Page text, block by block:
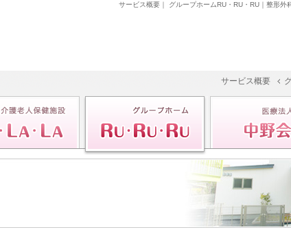
サービス概要｜ グループホームRU・RU・RU｜ 整形外
サービス概要